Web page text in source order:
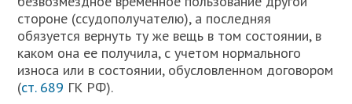
стороне (ссудополучателю), а последняя
обязуется вернуть ту же вещь в том состоянии, в
каком она ее получила, с учетом нормального
износа или в состоянии, обусловленном договором
(ст. 689 ГК РФ).